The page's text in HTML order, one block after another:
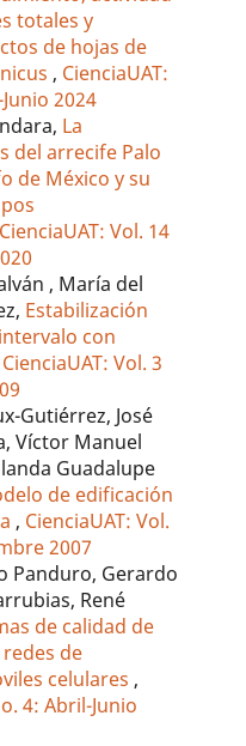
totales y
de hojas de
, CienciaUAT:
2024
La
del arrecife Palo
de México y su
CienciaUAT: Vol. 14
, María del
Estabilización
con
CienciaUAT: Vol. 3
Gutiérrez, José
Víctor Manuel
Guadalupe
de edificación
, CienciaUAT: Vol.
2007
Panduro, Gerardo
René
de calidad de
de
celulares ,
4: Abril-Junio